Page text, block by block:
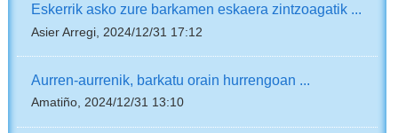
Eskerrik asko zure barkamen eskaera zintzoagatik ...
Asier Arregi, 2024/12/31 17:12
Aurren-aurrenik, barkatu orain hurrengoan ...
Amatiño, 2024/12/31 13:10